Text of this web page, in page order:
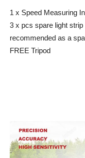
1 x Speed Measuring
3 x pcs spare light
recommended as a
FREE Tripod